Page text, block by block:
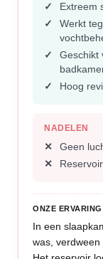
Extreem
Werkt
Geschikt
Hoog
NADELEN
Geen
ONZE ERVARING
In een
was,